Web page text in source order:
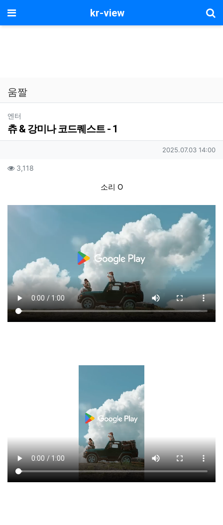
메뉴 kr-view
움짤
엔터
츄 & 강미나 코드퀘스트 - 1
작성일
2025.07.03 14:00
컨텐츠 정보
3,118
소리 O